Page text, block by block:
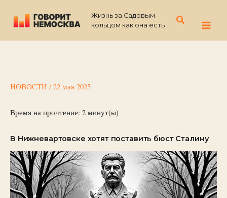
содержимому
Жизнь за Садовым
кольцом как она есть
Поиск
НОВОСТИ / 22 мая 2025
Время на прочтение: 2 минут(ы)
В Нижневартовске хотят поставить бюст Сталину